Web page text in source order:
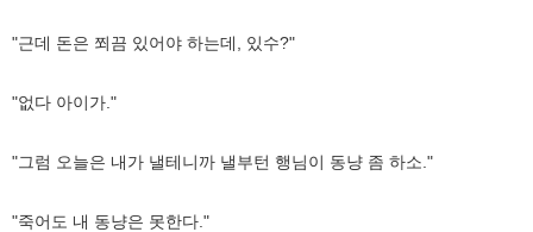
"근데 돈은 쬐끔 있어야 하는데, 있수?"
"없다 아이가."
"그럼 오늘은 내가 낼테니까 낼부턴 행님이 동냥 좀 하소."
"죽어도 내 동냥은 못한다."